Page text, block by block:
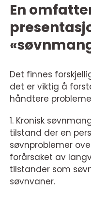
En
Det finnes
det er viktig å
håndtere
1. Kronisk
tilstand der en
søvnproblemer
forårsaket av
tilstander som
søvnvaner.